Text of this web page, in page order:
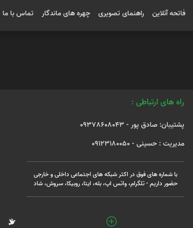
فاتحه آنلاین راهنمای تصویری چهره های ماندگار تماس با ما
راه های ارتباطی :
پشتیبان: صادق پور - 09378608043
مدیریت : حسینی - 09123180050
با شماره های فوق در اکثر شبکه های اجتماعی داخلی و خارجی
حضور داریم - تلگرام، واتس اپ، بله، ایتا، روبیکا، سروش، شاد